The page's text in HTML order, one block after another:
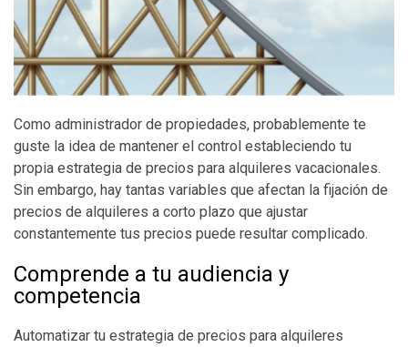
Como administrador de propiedades, probablemente te
guste la idea de mantener el control estableciendo tu
propia estrategia de precios para alquileres vacacionales.
Sin embargo, hay tantas variables que afectan la fijación de
precios de alquileres a corto plazo que ajustar
constantemente tus precios puede resultar complicado.
Comprende a tu audiencia y
competencia
Automatizar tu estrategia de precios para alquileres